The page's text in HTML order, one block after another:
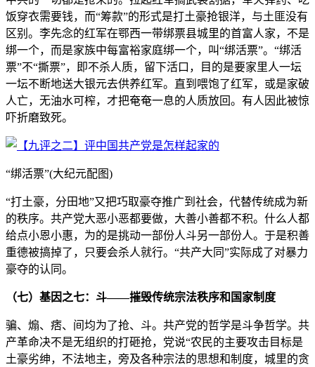
饭穿衣需要钱，而“筹款”的形式是打土豪抢银洋，与土匪没有
区别。李先念的红军在鄂西一带绑票县城里的首富人家，不是
绑一个，而是家族中每富裕家庭绑一个，叫“绑活票”。“绑活
票”不“撕票”，即不杀人质，留下活口，目的是要家里人一坛
一坛不断地送大银元去供养红军。直到喂饱了红军，或是家破
人亡，无油水可榨，才把奄奄一息的人质放回。有人因此被惊
吓折磨致死。
“绑活票”(大纪元配图)
“打土豪，分田地”又把巧取豪夺推广到社会，代替传统成为新
的秩序。共产党大恶小恶都要做，大善小善都不积。什么人都
给点小恩小惠，为的是挑动一部份人斗另一部份人。于是积善
重德被搞掉了，只要会杀人就行。“共产大同”实际成了对暴力
豪夺的认同。
（七）基因之七：斗——摧毁传统宗法秩序和国家制度
骗、煽、痞、间均为了抢、斗。共产党的哲学是斗争哲学。共
产革命决不是无组织的打砸抢，党说“农民的主要攻击目标是
土豪劣绅，不法地主，旁及各种宗法的思想和制度，城里的贪